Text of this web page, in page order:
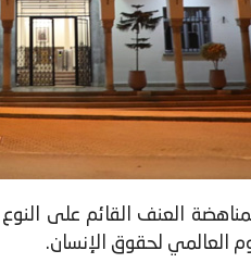
العالمي لحقوق الإنسان.